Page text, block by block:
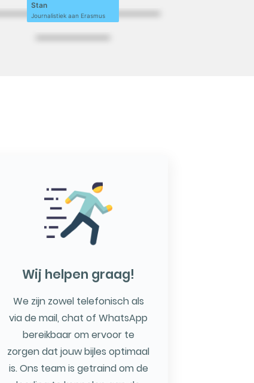
Stan
Journalistiek aan Erasmus
Wij helpen graag!
We zijn zowel telefonisch als
via de mail, chat of WhatsApp
bereikbaar om ervoor te
zorgen dat jouw bijles optimaal
is. Ons team is getraind om de